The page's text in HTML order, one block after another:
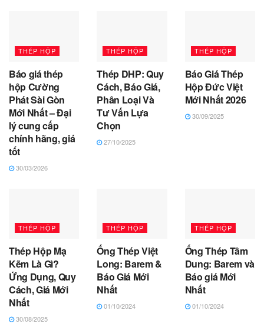
THÉP HỘP
Báo giá thép
hộp Cường
Phát Sài Gòn
Mới Nhất – Đại
lý cung cấp
chính hãng, giá
tốt
30/03/2026
THÉP HỘP
Thép DHP: Quy
Cách, Báo Giá,
Phân Loại Và
Tư Vấn Lựa
Chọn
27/10/2025
THÉP HỘP
Báo Giá Thép
Hộp Đức Việt
Mới Nhất 2026
30/09/2025
THÉP HỘP
Thép Hộp Mạ
Kẽm Là Gì?
Ứng Dụng, Quy
Cách, Giá Mới
Nhất
30/08/2025
THÉP HỘP
Ống Thép Việt
Long: Barem &
Báo Giá Mới
Nhất
01/10/2024
THÉP HỘP
Ống Thép Tâm
Dung: Barem và
Báo giá Mới
Nhất
01/10/2024